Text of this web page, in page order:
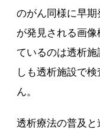
のがん同様に早期
が発見される画
ているのは透析
しも透析施設で
ん。
透析療法の普及